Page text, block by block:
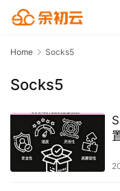
Home Socks5
Socks5